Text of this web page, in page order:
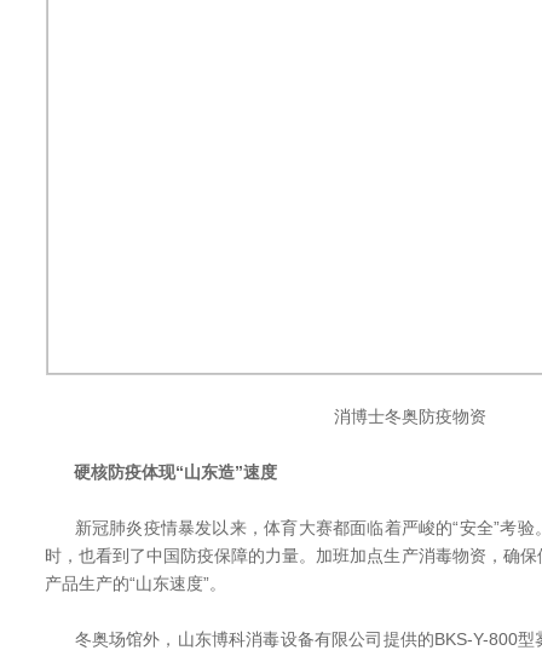
消博士冬奥防疫物资
硬核防疫体现“山东造”速度
新冠肺炎疫情暴发以来，体育大赛都面临着严峻的“安全”考验
时，也看到了中国防疫保障的力量。加班加点生产消毒物资，确
产品生产的“山东速度”。
冬奥场馆外，山东博科消毒设备有限公司提供的BKS-Y-800型